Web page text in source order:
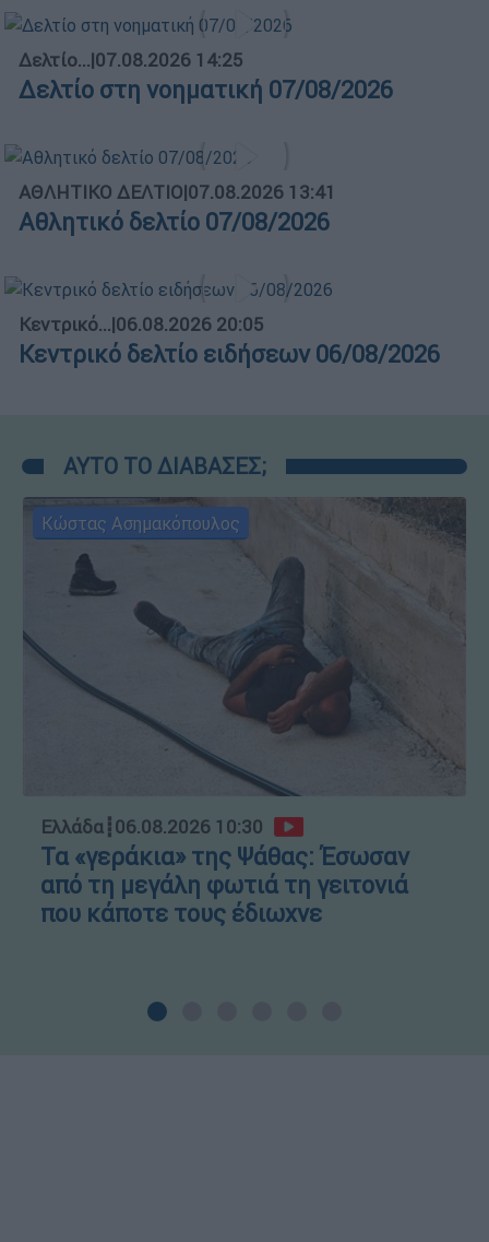
Δελτίο...|07.08.2026 14:25
Δελτίο στη νοηματική 07/08/2026
ΑΘΛΗΤΙΚΟ ΔΕΛΤΙΟ|07.08.2026 13:41
Αθλητικό δελτίο 07/08/2026
Κεντρικό...|06.08.2026 20:05
Κεντρικό δελτίο ειδήσεων 06/08/2026
ΑΥΤΟ ΤΟ ΔΙΑΒΑΣΕΣ;
Κώστας Ασημακόπουλος
Ελλάδα┋06.08.2026 10:30
Τα «γεράκια» της Ψάθας: Έσωσαν
από τη μεγάλη φωτιά τη γειτονιά
που κάποτε τους έδιωχνε